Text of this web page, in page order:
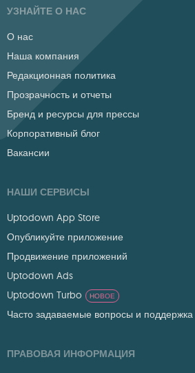
УЗНАЙТЕ О НАС
О нас
Наша компания
Редакционная политика
Прозрачность и отчеты
Бренд и ресурсы для прессы
Корпоративный блог
Вакансии
НАШИ СЕРВИСЫ
Uptodown App Store
Опубликуйте приложение
Продвижение приложений
Uptodown Ads
Uptodown Turbo
НОВОЕ
Часто задаваемые вопросы и поддержка
ПРАВОВАЯ ИНФОРМАЦИЯ